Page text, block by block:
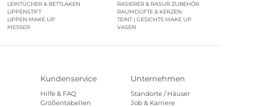
LEINTÜCHER & BETTLAKEN
LIPPENSTIFT
LIPPEN MAKE UP
MESSER
RASIERER & RASUR ZUBEHÖR
RAUMDÜFTE & KERZEN
TEINT | GESICHTS MAKE UP
VASEN
Kundenservice
Hilfe & FAQ
Größentabellen
Unternehmen
Standorte / Häuser
Job & Karriere